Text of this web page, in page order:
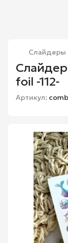
Слайдеры
foil -112-
Артикул: